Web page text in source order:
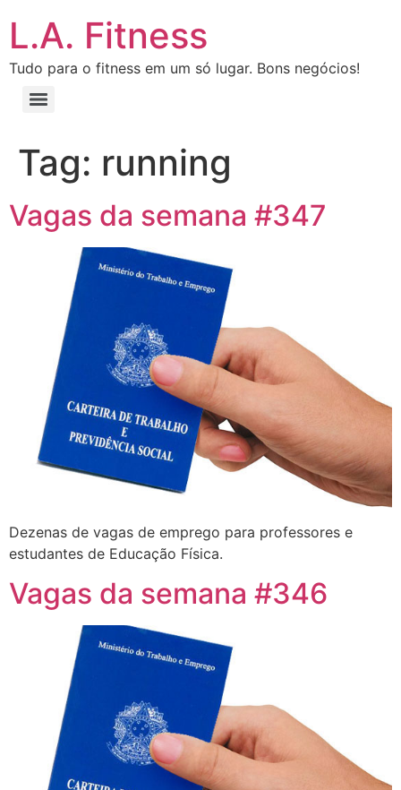
L.A. Fitness
Tudo para o fitness em um só lugar. Bons negócios!
Tag: running
Vagas da semana #347
Dezenas de vagas de emprego para professores e
estudantes de Educação Física.
Vagas da semana #346